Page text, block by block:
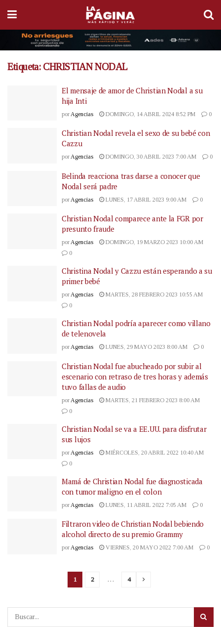
Etiqueta: CHRISTIAN NODAL
El mensaje de amor de Christian Nodal a su
hija Inti
por Agencias DOMINGO, 14 ABRIL 2024 8:52 PM 0
Christian Nodal revela el sexo de su bebé con
Cazzu
porAgencias DOMINGO, 30 ABRIL 2023 7:00 AM 0
Belinda reacciona tras darse a conocer que
Nodal será padre
por Agencias LUNES, 17 ABRIL 2023 9:00 AM 0
Christian Nodal comparece ante la FGR por
presunto fraude
porAgencias
DOMINGO, 19 MARZO 2023 10:00 AM
0
Christina Nodal y Cazzu están esperando a su
primer bebé
porAgencias
MARTES, 28 FEBRERO 2023 10:55 AM
0
Christian Nodal podría aparecer como villano
de telenovela
porAgencias LUNES, 29 MAYO 2023 8:00 AM 0
Christian Nodal fue abucheado por subir al
escenario con retraso de tres horas y además
tuvo fallas de audio
por Agencias
MARTES, 21 FEBRERO 2023 8:00 AM
0
Christian Nodal se va a EE.UU. para disfrutar
sus lujos
por Agencias
MIÉRCOLES, 20 ABRIL 2022 10:40 AM
0
Mamá de Christian Nodal fue diagnosticada
con tumor maligno en el colon
por Agencias LUNES, 11 ABRIL 2022 7:05 AM 0
Filtraron video de Christian Nodal bebiendo
alcohol directo de su premio Grammy
porAgencias VIERNES, 20 MAYO 2022 7:00 AM 0
1 2 … 4